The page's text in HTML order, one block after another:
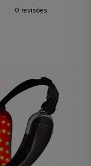
0 revisões